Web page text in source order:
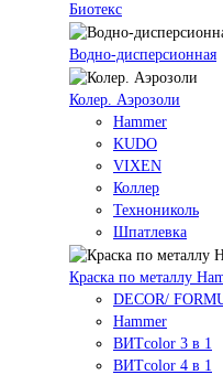
Биотекс
Водно-дисперсионная
Колер. Аэрозоли
Hammer
KUDO
VIXEN
Коллер
Технониколь
Шпатлевка
Краска по металлу
DECOR/
Hammer
ВИТcolor 3 в 1
ВИТcolor 4 в 1